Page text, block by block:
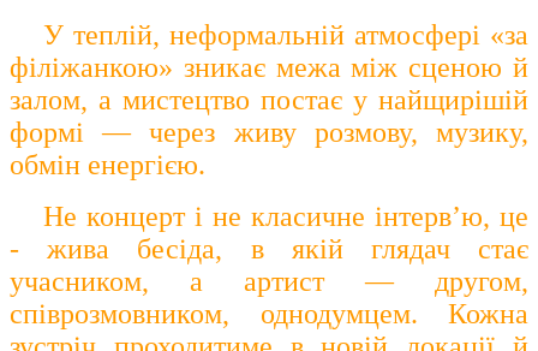
У теплій, неформальній атмосфері «за
філіжанкою» зникає межа між сценою й
залом, а мистецтво постає у найщирішій
формі — через живу розмову, музику,
обмін енергією.
Не концерт і не класичне інтерв’ю, це
- жива бесіда, в якій глядач стає
учасником, а артист — другом,
співрозмовником, однодумцем. Кожна